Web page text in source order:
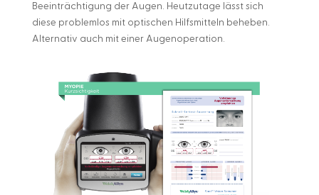
Beeinträchtigung der Augen. Heutzutage lässt sich
diese problemlos mit optischen Hilfsmitteln beheben.
Alternativ auch mit einer Augenoperation.